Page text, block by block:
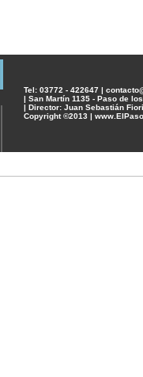
Tel: 03772 - 422647 |
| San Martín 1135 - Paso de
| Director: Juan Sebastián Fiori
Copyright ©2013 |